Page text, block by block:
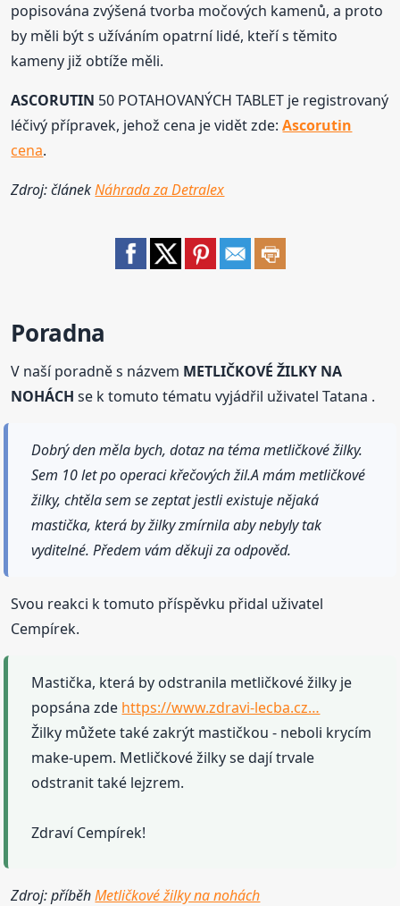
popisována zvýšená tvorba močových kamenů, a proto
by měli být s užíváním opatrní lidé, kteří s těmito
kameny již obtíže měli.
ASCORUTIN 50 POTAHOVANÝCH TABLET je registrovaný
léčivý přípravek, jehož cena je vidět zde:Ascorutin
cena.
Zdroj: článekNáhrada za Detralex
Poradna
V naší poradně s názvem METLIČKOVÉ ŽILKY NA
NOHÁCH se k tomuto tématu vyjádřil uživatel Tatana .
Dobrý den měla bych, dotaz na téma metličkové žilky.
Sem 10 let po operaci křečových žil.A mám metličkové
žilky, chtěla sem se zeptat jestli existuje nějaká
mastička, která by žilky zmírnila aby nebyly tak
vyditelné. Předem vám děkuji za odpověd.
Svou reakci k tomuto příspěvku přidal uživatel
Cempírek.
Mastička, která by odstranila metličkové žilky je
popsána zde https://www.zdravi-lecba.cz…
Žilky můžete také zakrýt mastičkou - neboli krycím
make-upem. Metličkové žilky se dají trvale
odstranit také lejzrem.
Zdraví Cempírek!
Zdroj: příběhMetličkové žilky na nohách